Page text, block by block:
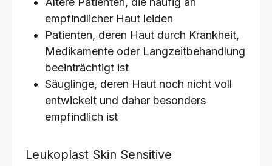
empfindlicher Haut leiden
Patienten, deren Haut durch Krankheit,
Medikamente oder Langzeitbehandlung
beeinträchtigt ist
Säuglinge, deren Haut noch nicht voll
entwickelt und daher besonders
empfindlich ist
Leukoplast Skin Sensitive